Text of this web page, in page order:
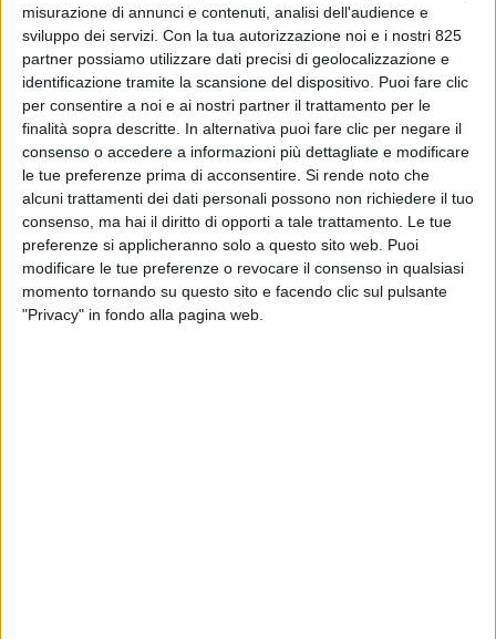
misurazione di annunci e contenuti, analisi dell'audience e
sviluppo dei servizi. Con la tua autorizzazione noi e i nostri 825
partner possiamo utilizzare dati precisi di geolocalizzazione e
identificazione tramite la scansione del dispositivo. Puoi fare clic
per consentire a noi e ai nostri partner il trattamento per le
finalità sopra descritte. In alternativa puoi fare clic per negare il
consenso o accedere a informazioni più dettagliate e modificare
le tue preferenze prima di acconsentire. Si rende noto che
alcuni trattamenti dei dati personali possono non richiedere il tuo
consenso, ma hai il diritto di opporti a tale trattamento. Le tue
preferenze si applicheranno solo a questo sito web. Puoi
modificare le tue preferenze o revocare il consenso in qualsiasi
momento tornando su questo sito e facendo clic sul pulsante
"Privacy" in fondo alla pagina web.
Un carico di 46 asini è stato
spedito via aerea dall’Italia
all’Indonesia
ESTERO 21 MAGGIO 2018